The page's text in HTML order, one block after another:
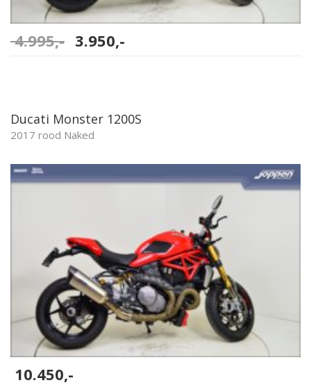
4.995,- Oorspronkelijke
prijs
3.950,-
prijs
Ducati Monster 1200S
2017 rood Naked
10.450,-